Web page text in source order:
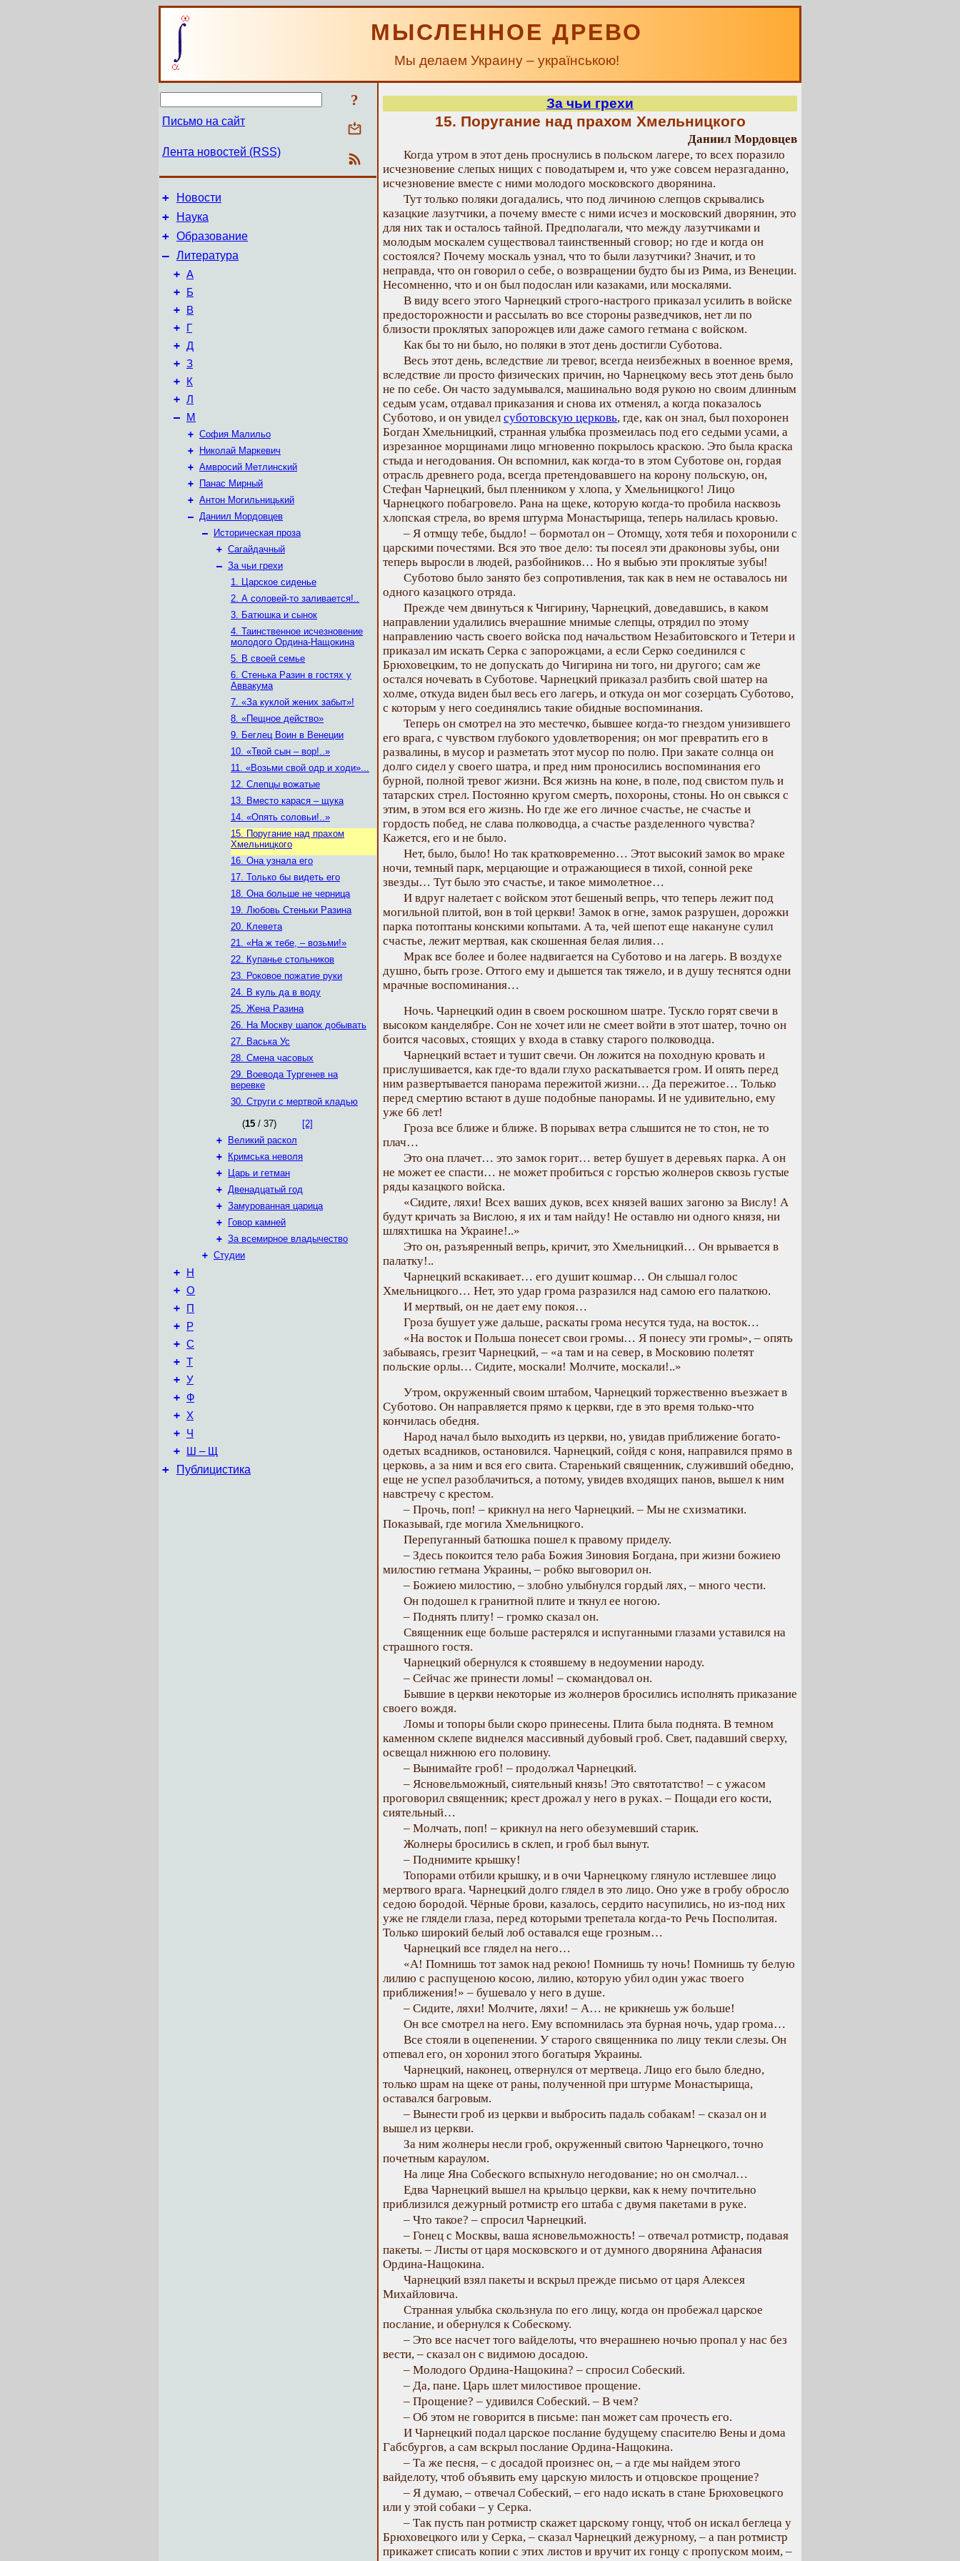
МЫСЛЕННОЕ ДРЕВО
Мы делаем Украину – українською!
?
Письмо на сайт
Лента новостей (RSS)
+ Новости
+ Наука
+ Образование
– Литература
+ А
+ Б
+ В
+ Г
+ Д
+ З
+ К
+ Л
– М
+ София Малильо
+
Николай Маркевич
+ Амвросий Метлинский
+
Панас Мирный
+ Антон Могильницький
– Даниил Мордовцев
–
Историческая проза
+ Сагайдачный
– За чьи грехи
1. Царское сиденье
2. А соловей-то заливается!..
3. Батюшка и сынок
4. Таинственное исчезновение
молодого Ордина-Нащокина
5. В своей семье
6. Стенька Разин в гостях у
Аввакума
7. «За куклой жених забыт»!
8. «Пещное действо»
9. Беглец Воин в Венеции
10. «Твой сын – вор!..»
11. «Возьми свой одр и ходи»...
12. Слепцы вожатые
13. Вместо карася – щука
14. «Опять соловьи!..»
15. Поругание над прахом
Хмельницкого
16. Она узнала его
17. Только бы видеть его
18. Она больше не черница
19. Любовь Стеньки Разина
20. Клевета
21. «На ж тебе, – возьми!»
22. Купанье стольников
23. Роковое пожатие руки
24. В куль да в воду
25. Жена Разина
26. На Москву шапок добывать
27. Васька Ус
28. Смена часовых
29. Воевода Тургенев на
веревке
30. Струги с мертвой кладью
(15 / 37)
[2]
+
Великий раскол
+
Кримська неволя
+
Царь и гетман
+ Двенадцатый год
+ Замурованная царица
+
Говор камней
+ За всемирное владычество
+ Студии
+ Н
+ О
+ П
+ Р
+ С
+ Т
+ У
+ Ф
+ Х
+ Ч
+ Ш – Щ
+ Публицистика
За чьи грехи
15. Поругание над прахом Хмельницкого
Даниил Мордовцев
Когда утром в этот день проснулись в польском лагере, то всех поразило
исчезновение слепых нищих с поводатырем и, что уже совсем неразгаданно,
исчезновение вместе с ними молодого московского дворянина.
Тут только поляки догадались, что под личиною слепцов скрывались
казацкие лазутчики, а почему вместе с ними исчез и московский дворянин, это
для них так и осталось тайной. Предполагали, что между лазутчиками и
молодым москалем существовал таинственный сговор; но где и когда он
состоялся? Почему москаль узнал, что то были лазутчики? Значит, и то
неправда, что он говорил о себе, о возвращении будто бы из Рима, из Венеции.
Несомненно, что и он был подослан или казаками, или москалями.
В виду всего этого Чарнецкий строго-настрого приказал усилить в войске
предосторожности и рассылать во все стороны разведчиков, нет ли по
близости проклятых запорожцев или даже самого гетмана с войском.
Как бы то ни было, но поляки в этот день достигли Суботова.
Весь этот день, вследствие ли тревог, всегда неизбежных в военное время,
вследствие ли просто физических причин, но Чарнецкому весь этот день было
не по себе. Он часто задумывался, машинально водя рукою но своим длинным
седым усам, отдавал приказания и снова их отменял, а когда показалось
Суботово, и он увидел суботовскую церковь, где, как он знал, был похоронен
Богдан Хмельницкий, странная улыбка прозмеилась под его седыми усами, а
изрезанное морщинами лицо мгновенно покрылось краскою. Это была краска
стыда и негодования. Он вспомнил, как когда-то в этом Суботове он, гордая
отрасль древнего рода, всегда претендовавшего на корону польскую, он,
Стефан Чарнецкий, был пленником у хлопа, у Хмельницкого! Лицо
Чарнецкого побагровело. Рана на щеке, которую когда-то пробила насквозь
хлопская стрела, во время штурма Монастырища, теперь налилась кровью.
– Я отмщу тебе, быдло! – бормотал он – Отомщу, хотя тебя и похоронили с
царскими почестями. Вся это твое дело: ты посеял эти драконовы зубы, они
теперь выросли в людей, разбойников… Но я выбью эти проклятые зубы!
Суботово было занято без сопротивления, так как в нем не оставалось ни
одного казацкого отряда.
Прежде чем двинуться к Чигирину, Чарнецкий, доведавшись, в каком
направлении удалились вчерашние мнимые слепцы, отрядил по этому
направлению часть своего войска под начальством Незабитовского и Тетери и
приказал им искать Серка с запорожцами, а если Серко соединился с
Брюховецким, то не допускать до Чигирина ни того, ни другого; сам же
остался ночевать в Суботове. Чарнецкий приказал разбить свой шатер на
холме, откуда виден был весь его лагерь, и откуда он мог созерцать Суботово,
с которым у него соединялись такие обидные воспоминания.
Теперь он смотрел на это местечко, бывшее когда-то гнездом унизившего
его врага, с чувством глубокого удовлетворения; он мог превратить его в
развалины, в мусор и разметать этот мусор по полю. При закате солнца он
долго сидел у своего шатра, и пред ним проносились воспоминания его
бурной, полной тревог жизни. Вся жизнь на коне, в поле, под свистом пуль и
татарских стрел. Постоянно кругом смерть, похороны, стоны. Но он свыкся с
этим, в этом вся его жизнь. Но где же его личное счастье, не счастье и
гордость побед, не слава полководца, а счастье разделенного чувства?
Кажется, его и не было.
Нет, было, было! Но так кратковременно… Этот высокий замок во мраке
ночи, темный парк, мерцающие и отражающиеся в тихой, сонной реке
звезды… Тут было это счастье, и такое мимолетное…
И вдруг налетает с войском этот бешеный вепрь, что теперь лежит под
могильной плитой, вон в той церкви! Замок в огне, замок разрушен, дорожки
парка потоптаны конскими копытами. А та, чей шепот еще накануне сулил
счастье, лежит мертвая, как скошенная белая лилия…
Мрак все более и более надвигается на Суботово и на лагерь. В воздухе
душно, быть грозе. Оттого ему и дышется так тяжело, и в душу теснятся одни
мрачные воспоминания…
Ночь. Чарнецкий один в своем роскошном шатре. Тускло горят свечи в
высоком канделябре. Сон не хочет или не смеет войти в этот шатер, точно он
боится часовых, стоящих у входа в ставку старого полководца.
Чарнецкий встает и тушит свечи. Он ложится на походную кровать и
прислушивается, как где-то вдали глухо раскатывается гром. И опять перед
ним развертывается панорама пережитой жизни… Да пережитое… Только
перед смертию встают в душе подобные панорамы. И не удивительно, ему
уже 66 лет!
Гроза все ближе и ближе. В порывах ветра слышится не то стон, не то
плач…
Это она плачет… это замок горит… ветер бушует в деревьях парка. А он
не может ее спасти… не может пробиться с горстью жолнеров сквозь густые
ряды казацкого войска.
«Сидите, ляхи! Всех ваших дуков, всех князей ваших загоню за Вислу! А
будут кричать за Вислою, я их и там найду! Не оставлю ни одного князя, ни
шляхтишка на Украине!..»
Это он, разъяренный вепрь, кричит, это Хмельницкий… Он врывается в
палатку!..
Чарнецкий вскакивает… его душит кошмар… Он слышал голос
Хмельницкого… Нет, это удар грома разразился над самою его палаткою.
И мертвый, он не дает ему покоя…
Гроза бушует уже дальше, раскаты грома несутся туда, на восток…
«На восток и Польша понесет свои громы… Я понесу эти громы», – опять
забываясь, грезит Чарнецкий, – «а там и на север, в Московию полетят
польские орлы… Сидите, москали! Молчите, москали!..»
Утром, окруженный своим штабом, Чарнецкий торжественно въезжает в
Суботово. Он направляется прямо к церкви, где в это время только-что
кончилась обедня.
Народ начал было выходить из церкви, но, увидав приближение богато-
одетых всадников, остановился. Чарнецкий, сойдя с коня, направился прямо в
церковь, а за ним и вся его свита. Старенький священник, служивший обедню,
еще не успел разоблачиться, а потому, увидев входящих панов, вышел к ним
навстречу с крестом.
– Прочь, поп! – крикнул на него Чарнецкий. – Мы не схизматики.
Показывай, где могила Хмельницкого.
Перепуганный батюшка пошел к правому приделу.
– Здесь покоится тело раба Божия Зиновия Богдана, при жизни божиею
милостию гетмана Украины, – робко выговорил он.
– Божиею милостию, – злобно улыбнулся гордый лях, – много чести.
Он подошел к гранитной плите и ткнул ее ногою.
– Поднять плиту! – громко сказал он.
Священник еще больше растерялся и испуганными глазами уставился на
страшного гостя.
Чарнецкий обернулся к стоявшему в недоумении народу.
– Сейчас же принести ломы! – скомандовал он.
Бывшие в церкви некоторые из жолнеров бросились исполнять приказание
своего вождя.
Ломы и топоры были скоро принесены. Плита была поднята. В темном
каменном склепе виднелся массивный дубовый гроб. Свет, падавший сверху,
освещал нижнюю его половину.
– Вынимайте гроб! – продолжал Чарнецкий.
– Ясновельможный, сиятельный князь! Это святотатство! – с ужасом
проговорил священник; крест дрожал у него в руках. – Пощади его кости,
сиятельный…
– Молчать, поп! – крикнул на него обезумевший старик.
Жолнеры бросились в склеп, и гроб был вынут.
– Поднимите крышку!
Топорами отбили крышку, и в очи Чарнецкому глянуло истлевшее лицо
мертвого врага. Чарнецкий долго глядел в это лицо. Оно уже в гробу обросло
седою бородой. Чёрные брови, казалось, сердито насупились, но из-под них
уже не глядели глаза, перед которыми трепетала когда-то Речь Посполитая.
Только широкий белый лоб оставался еще грозным…
Чарнецкий все глядел на него…
«А! Помнишь тот замок над рекою! Помнишь ту ночь! Помнишь ту белую
лилию с распущеною косою, лилию, которую убил один ужас твоего
приближения!» – бушевало у него в душе.
– Сидите, ляхи! Молчите, ляхи! – А… не крикнешь уж больше!
Он все смотрел на него. Ему вспомнилась эта бурная ночь, удар грома…
Все стояли в оцепенении. У старого священника по лицу текли слезы. Он
отпевал его, он хоронил этого богатыря Украины.
Чарнецкий, наконец, отвернулся от мертвеца. Лицо его было бледно,
только шрам на щеке от раны, полученной при штурме Монастырища,
оставался багровым.
– Вынести гроб из церкви и выбросить падаль собакам! – сказал он и
вышел из церкви.
За ним жолнеры несли гроб, окруженный свитою Чарнецкого, точно
почетным караулом.
На лице Яна Собеского вспыхнуло негодование; но он смолчал…
Едва Чарнецкий вышел на крыльцо церкви, как к нему почтительно
приблизился дежурный ротмистр его штаба с двумя пакетами в руке.
– Что такое? – спросил Чарнецкий.
– Гонец с Москвы, ваша ясновельможность! – отвечал ротмистр, подавая
пакеты. – Листы от царя московского и от думного дворянина Афанасия
Ордина-Нащокина.
Чарнецкий взял пакеты и вскрыл прежде письмо от царя Алексея
Михайловича.
Странная улыбка скользнула по его лицу, когда он пробежал царское
послание, и обернулся к Собескому.
– Это все насчет того вайделоты, что вчерашнею ночью пропал у нас без
вести, – сказал он с видимою досадою.
– Молодого Ордина-Нащокина? – спросил Собеский.
– Да, пане. Царь шлет милостивое прощение.
– Прощение? – удивился Собеский. – В чем?
– Об этом не говорится в письме: пан может сам прочесть его.
И Чарнецкий подал царское послание будущему спасителю Вены и дома
Габсбургов, а сам вскрыл послание Ордина-Нащокина.
– Та же песня, – с досадой произнес он, – а где мы найдем этого
вайделоту, чтоб объявить ему царскую милость и отцовское прощение?
– Я думаю, – отвечал Собеский, – его надо искать в стане Брюховецкого
или у этой собаки – у Серка.
– Так пусть пан ротмистр скажет царскому гонцу, чтоб он искал беглеца у
Брюховецкого или у Серка, – сказал Чарнецкий дежурному, – а пан ротмистр
прикажет списать копии с этих листов и вручит их гонцу с пропуском моим, –